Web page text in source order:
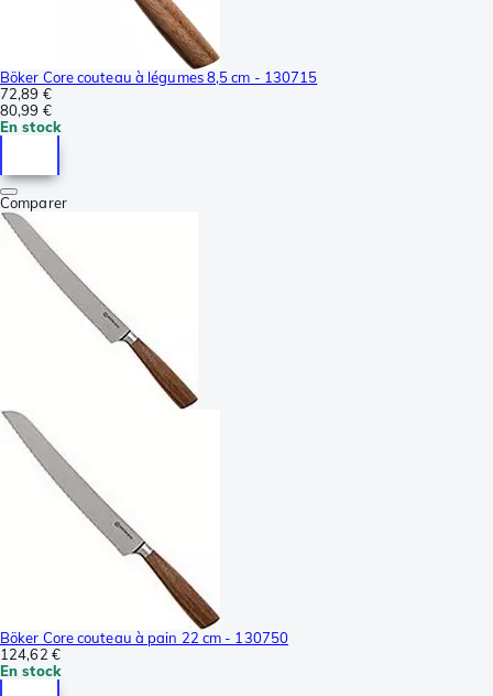
Böker Core couteau à légumes 8,5 cm - 130715
72,89 €
80,99 €
En stock
Comparer
Böker Core couteau à pain 22 cm - 130750
124,62 €
En stock